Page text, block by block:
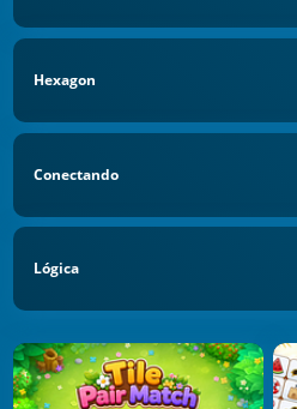
Hexagon
Conectando
Lógica